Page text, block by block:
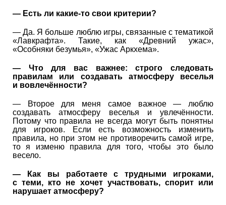
— Есть ли какие-то свои критерии?
— Да. Я больше люблю игры, связанные с тематикой
«Лавкрафта». Такие, как «Древний ужас»,
«Особняки безумья», «Ужас Аркхема».
— Что для вас важнее: строго следовать
правилам или создавать атмосферу веселья
и вовлечённости?
— Второе для меня самое важное — люблю
создавать атмосферу веселья и увлечённости.
Потому что правила не всегда могут быть понятны
для игроков. Если есть возможность изменить
правила, но при этом не противоречить самой игре,
то я изменю правила для того, чтобы это было
весело.
— Как вы работаете с трудными игроками,
с теми, кто не хочет участвовать, спорит или
нарушает атмосферу?